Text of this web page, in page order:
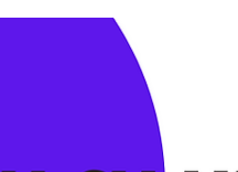
pasionată de psihologie și
vindecă. A creat un jurnal
cei care simt nevoia de
întâlnire sinceră cu sine.